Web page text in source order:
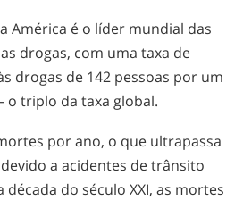
América é o líder mundial das
drogas, com uma taxa de
drogas de 142 pessoas por um
o triplo da taxa global.
por ano, o que ultrapassa
a acidentes de trânsito
década do século XXI, as mortes